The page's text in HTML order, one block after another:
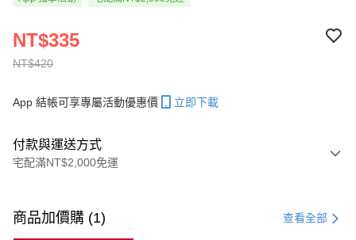
NT$420
NT$335
App 結帳可享專屬活動優惠價 立即下載
付款與運送方式
宅配滿NT$2,000免運
信用卡一次付款
商品加價購 (1) 查看全部